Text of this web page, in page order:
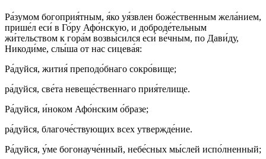
Ра́зумом богоприя́тным, я́ко уя́звлен боже́ственным жела́нием,
прише́л еси́ в Го́ру Афо́нскую, и доброде́тельным
жи́тельством к гора́м возвы́сился еси́ ве́чным, по Дави́ду,
Никоди́ме, слы́ша от нас сицева́я:
Ра́дуйся, жития́ преподо́бнаго сокро́вище;
ра́дуйся, све́та невеще́ственнаго прия́телище.
Ра́дуйся, и́ноком Афо́нским о́бразе;
ра́дуйся, благоче́ствующих всех утвержде́ние.
Ра́дуйся, у́ме богонауче́нный, небе́сных мы́слей испо́лненный;